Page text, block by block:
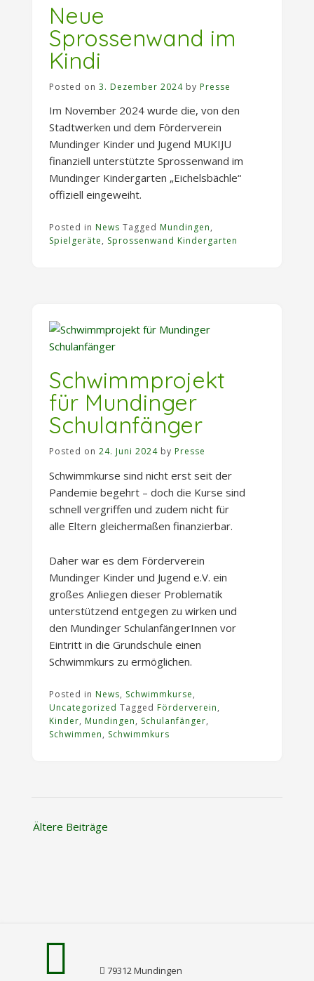
Neue
Sprossenwand im
Kindi
Posted on 3. Dezember 2024 by Presse
Im November 2024 wurde die, von den
Stadtwerken und dem Förderverein
Mundinger Kinder und Jugend MUKIJU
finanziell unterstützte Sprossenwand im
Mundinger Kindergarten „Eichelsbächle“
offiziell eingeweiht.
Posted in News Tagged Mundingen,
Spielgeräte, Sprossenwand Kindergarten
Schwimmprojekt
für Mundinger
Schulanfänger
Posted on 24. Juni 2024 by Presse
Schwimmkurse sind nicht erst seit der
Pandemie begehrt – doch die Kurse sind
schnell vergriffen und zudem nicht für
alle Eltern gleichermaßen finanzierbar.
Daher war es dem Förderverein
Mundinger Kinder und Jugend e.V. ein
großes Anliegen dieser Problematik
unterstützend entgegen zu wirken und
den Mundinger SchulanfängerInnen vor
Eintritt in die Grundschule einen
Schwimmkurs zu ermöglichen.
Posted in News, Schwimmkurse,
Uncategorized Tagged Förderverein,
Kinder, Mundingen, Schulanfänger,
Schwimmen, Schwimmkurs
Beitragsnavigation
Ältere Beiträge
79312 Mundingen